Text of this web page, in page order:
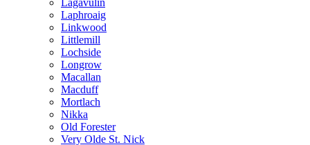
Lagavulin
Laphroaig
Linkwood
Littlemill
Lochside
Longrow
Macallan
Macduff
Mortlach
Nikka
Old Forester
Very Olde St. Nick